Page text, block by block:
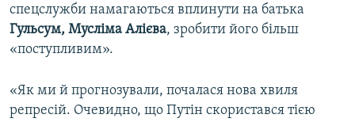
спецслужби намагаються вплинути на батька
Гульсум, Мусліма Алієва, зробити його більш
«поступливим».
«Як ми й прогнозували, почалася нова хвиля
репресій. Очевидно, що Путін скористався тією